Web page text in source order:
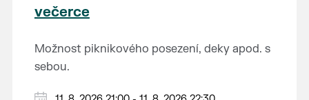
večerce
Možnost piknikového posezení, deky apod. s
sebou.